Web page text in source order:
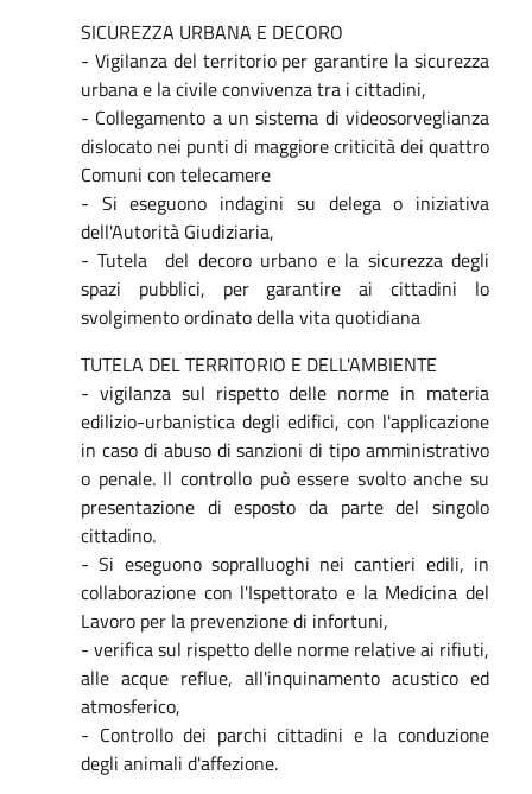
SICUREZZA URBANA E DECORO
- Vigilanza del territorio per garantire la sicurezza
urbana e la civile convivenza tra i cittadini,
- Collegamento a un sistema di videosorveglianza
dislocato nei punti di maggiore criticità dei quattro
Comuni con telecamere
- Si eseguono indagini su delega o iniziativa
dell'Autorità Giudiziaria,
- Tutela del decoro urbano e la sicurezza degli
spazi pubblici, per garantire ai cittadini lo
svolgimento ordinato della vita quotidiana
TUTELA DEL TERRITORIO E DELL'AMBIENTE
- vigilanza sul rispetto delle norme in materia
edilizio-urbanistica degli edifici, con l'applicazione
in caso di abuso di sanzioni di tipo amministrativo
o penale. Il controllo può essere svolto anche su
presentazione di esposto da parte del singolo
cittadino.
- Si eseguono sopralluoghi nei cantieri edili, in
collaborazione con l'Ispettorato e la Medicina del
Lavoro per la prevenzione di infortuni,
- verifica sul rispetto delle norme relative ai rifiuti,
alle acque reflue, all'inquinamento acustico ed
atmosferico,
- Controllo dei parchi cittadini e la conduzione
degli animali d'affezione.